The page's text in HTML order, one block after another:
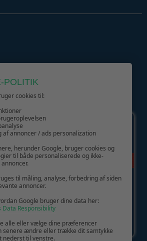
MED ET GAVEKORT!
POLITIK
cookies til:
af annoncer / ads personalization
herunder Google, bruger cookies og
til både personaliserede og ikke-
til måling, analyse, forbedring af siden
annoncer.
Google bruger dine data her:
Data Responsibility
alle eller vælge dine præferencer
senere ændre eller trække dit samtykke
nederst til venstre.